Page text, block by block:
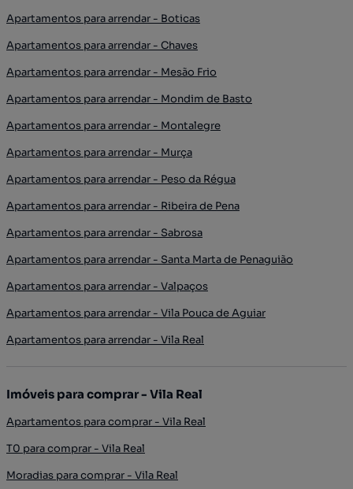
Apartamentos para arrendar - Boticas
Apartamentos para arrendar - Chaves
Apartamentos para arrendar - Mesão Frio
Apartamentos para arrendar - Mondim de Basto
Apartamentos para arrendar - Montalegre
Apartamentos para arrendar - Murça
Apartamentos para arrendar - Peso da Régua
Apartamentos para arrendar - Ribeira de Pena
Apartamentos para arrendar - Sabrosa
Apartamentos para arrendar - Santa Marta de Penaguião
Apartamentos para arrendar - Valpaços
Apartamentos para arrendar - Vila Pouca de Aguiar
Apartamentos para arrendar - Vila Real
Imóveis para comprar - Vila Real
Apartamentos para comprar - Vila Real
T0 para comprar - Vila Real
Moradias para comprar - Vila Real